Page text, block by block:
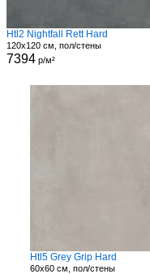
Htl2 Nightfall Rett Hard
120x120 см, пол/стены
7394р/м²
Htl5 Grey Grip Hard
60x60 см, пол/стены